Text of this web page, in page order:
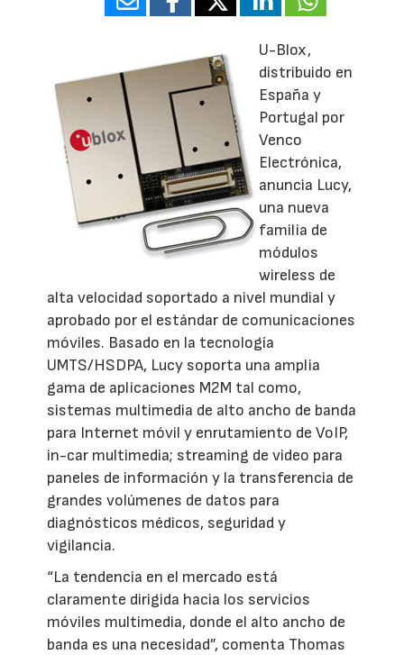
U-Blox,
distribuido en
España y
Portugal por
Venco
Electrónica,
anuncia Lucy,
una nueva
familia de
módulos
wireless de
alta velocidad soportado a nivel mundial y
aprobado por el estándar de comunicaciones
móviles. Basado en la tecnología
UMTS/HSDPA, Lucy soporta una amplia
gama de aplicaciones M2M tal como,
sistemas multimedia de alto ancho de banda
para Internet móvil y enrutamiento de VoIP,
in-car multimedia; streaming de video para
paneles de información y la transferencia de
grandes volúmenes de datos para
diagnósticos médicos, seguridad y
vigilancia.
“La tendencia en el mercado está
claramente dirigida hacia los servicios
móviles multimedia, donde el alto ancho de
banda es una necesidad”, comenta Thomas